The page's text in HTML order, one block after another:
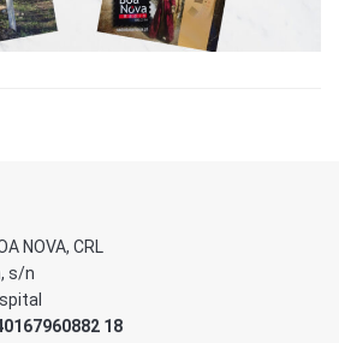
NOVA, CRL
s/n
18